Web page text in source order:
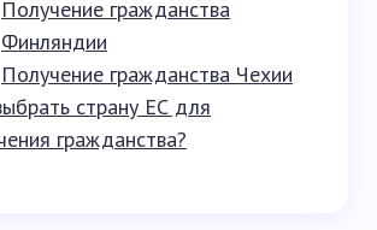
Получение гражданства
Финляндии
Получение гражданства Чехии
страну ЕС для
гражданства?